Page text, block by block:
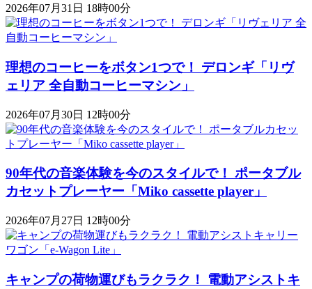
2026年07月31日 18時00分
理想のコーヒーをボタン1つで！ デロンギ「リヴ
ェリア 全自動コーヒーマシン」
2026年07月30日 12時00分
90年代の音楽体験を今のスタイルで！ ポータブル
カセットプレーヤー「Miko cassette player」
2026年07月27日 12時00分
キャンプの荷物運びもラクラク！ 電動アシストキ